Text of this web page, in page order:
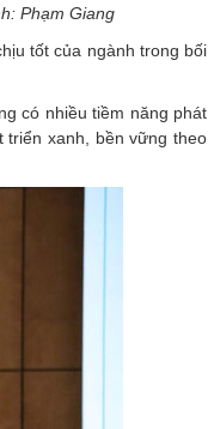
Phạm Giang
tốt của ngành trong bối
có nhiều tiềm năng phát
xanh, bền vững theo